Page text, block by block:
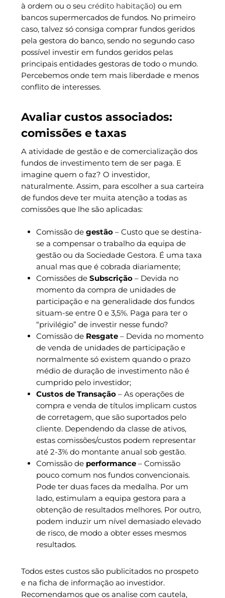
à ordem ou o seu crédito habitação) ou em
bancos supermercados de fundos. No primeiro
caso, talvez só consiga comprar fundos geridos
pela gestora do banco, sendo no segundo caso
possível investir em fundos geridos pelas
principais entidades gestoras de todo o mundo.
Percebemos onde tem mais liberdade e menos
conflito de interesses.
Avaliar custos associados:
comissões e taxas
A atividade de gestão e de comercialização dos
fundos de investimento tem de ser paga. E
imagine quem o faz? O investidor,
naturalmente. Assim, para escolher a sua carteira
de fundos deve ter muita atenção a todas as
comissões que lhe são aplicadas:
Comissão de gestão– Custo que se destina-
se a compensar o trabalho da equipa de
gestão ou da Sociedade Gestora. É uma taxa
anual mas que é cobrada diariamente;
Comissões de Subscrição– Devida no
momento da compra de unidades de
participação e na generalidade dos fundos
situam-se entre 0 e 3,5%. Paga para ter o
“privilégio” de investir nesse fundo?
Comissão de Resgate– Devida no momento
de venda de unidades de participação e
normalmente só existem quando o prazo
médio de duração de investimento não é
cumprido pelo investidor;
Custos de Transação– As operações de
compra e venda de títulos implicam custos
de corretagem, que são suportados pelo
cliente. Dependendo da classe de ativos,
estas comissões/custos podem representar
até 2-3% do montante anual sob gestão.
Comissão de performance– Comissão
pouco comum nos fundos convencionais.
Pode ter duas faces da medalha. Por um
lado, estimulam a equipa gestora para a
obtenção de resultados melhores. Por outro,
podem induzir um nível demasiado elevado
de risco, de modo a obter esses mesmos
resultados.
Todos estes custos são publicitados no prospeto
e na ficha de informação ao investidor.
Recomendamos que os analise com cautela,